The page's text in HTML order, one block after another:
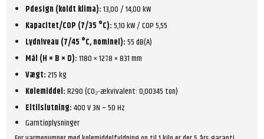
Pdesign (koldt klima):13,00 / 14,00 kW
Kapacitet/COP (7/35 °C):5,10 kW / COP 5,55
Lydniveau (7/45 °C, nominel):55 dB(A)
Mål (H × B × D):1180 × 1278 × 831 mm
Vægt:215 kg
Kølemiddel:R290 (CO₂-ækvivalent: 0,00345 ton)
Eltilslutning:400 V 3N – 50 Hz
Garntioplysninger